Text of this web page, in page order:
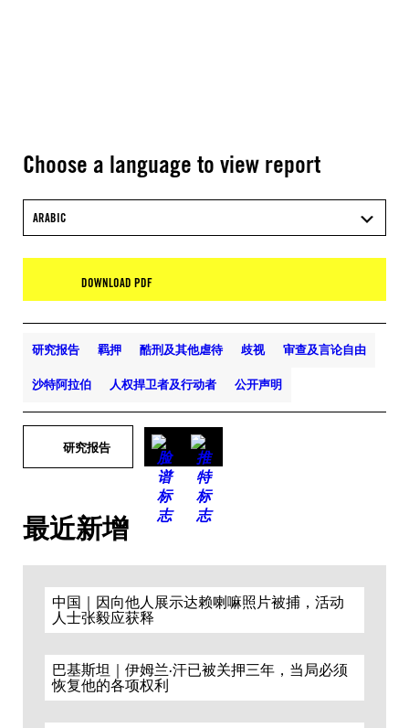
Choose a language to view report
ARABIC
DOWNLOAD PDF
研究报告 羁押 酷刑及其他虐待 歧视 审查及言论自由
沙特阿拉伯 人权捍卫者及行动者 公开声明
研究报告
最近新增
中国｜因向他人展示达赖喇嘛照片被捕，活动
人士张毅应获释
巴基斯坦｜伊姆兰·汗已被关押三年，当局必须
恢复他的各项权利